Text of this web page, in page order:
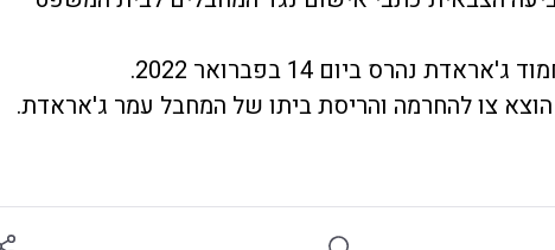
נהרס ביום 14 בפברואר 2022.